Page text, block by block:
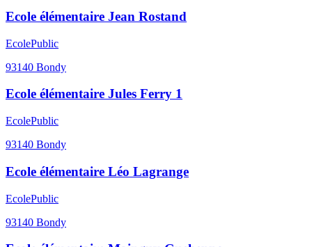
Ecole élémentaire Jean Rostand
EcolePublic
93140 Bondy
Ecole élémentaire Jules Ferry 1
EcolePublic
93140 Bondy
Ecole élémentaire Léo Lagrange
EcolePublic
93140 Bondy